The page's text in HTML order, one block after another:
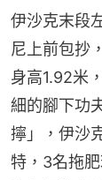
伊沙克末段
尼上前包抄
身高1.92米
細的腳下功
擰」，伊沙
特，3名拖